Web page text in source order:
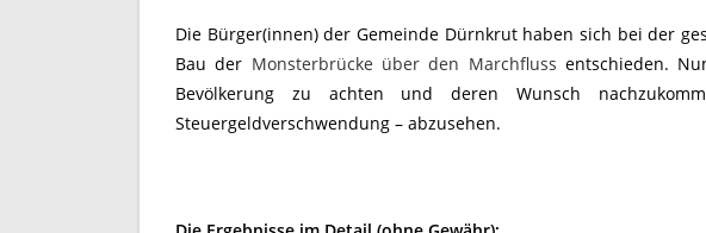
Die Bürger(innen) der Gemeinde Dürnkrut haben sich bei der
Bau der Monsterbrücke über den Marchfluss entschieden.
Bevölkerung zu achten und deren Wunsch
Steuergeldverschwendung – abzusehen.